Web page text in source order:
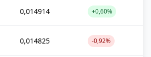
0,014914 +0,60%
0,014825 -0,92%